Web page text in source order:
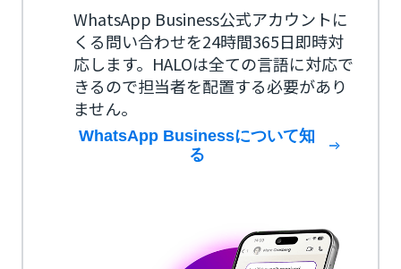
WhatsApp Business公式アカウントに
くる問い合わせを24時間365日即時対
応します。HALOは全ての言語に対応で
きるので担当者を配置する必要があり
ません。
WhatsApp Businessについて知
る